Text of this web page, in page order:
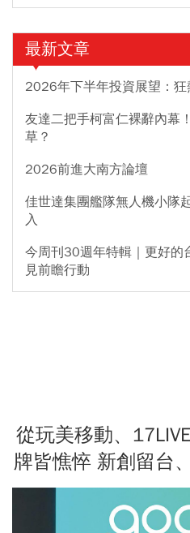
最新文章
2026年下半年投資展望：
友達二把手柯富仁裸辭內幕
草？
2026前進大南方論壇
佳世達集團艦隊無人機小隊
入
今周刊30週年特輯｜更好的
見前瞻行動
從玩美移動、
牌皆憔悴 新創留台